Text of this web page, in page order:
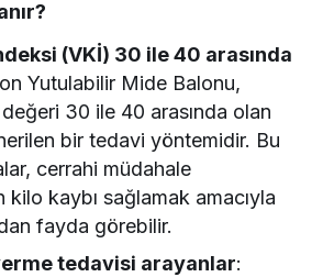
(VKİ) 30 ile 40 arasında
Yutulabilir Mide Balonu,
30 ile 40 arasında olan
bir tedavi yöntemidir. Bu
cerrahi müdahale
kilo kaybı sağlamak amacıyla
fayda görebilir.
tedavisi arayanlar: